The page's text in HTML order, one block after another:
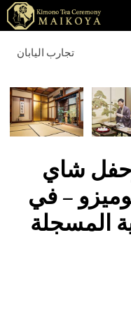
تجارب اليابان
شاي
– في
المسجلة